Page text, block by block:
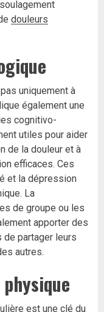
douleurs
uniquement à
également une
cognitivo-
utiles pour aider
de la douleur et à
efficaces. Ces
et la dépression
La
de groupe ou les
apporter des
de partager leurs
autres.
est une clé du